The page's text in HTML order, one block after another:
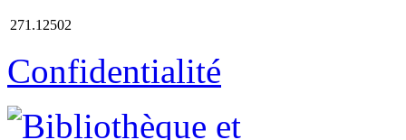
271.12502
Confidentialité